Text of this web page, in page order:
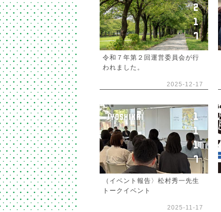
2
1
7
令和７年第２回運営委員会が行
われました。
2025-12-17
JYOSHIKAI
1
1
1
7
（イベント報告〉松村秀一先生
トークイベント
2025-11-17